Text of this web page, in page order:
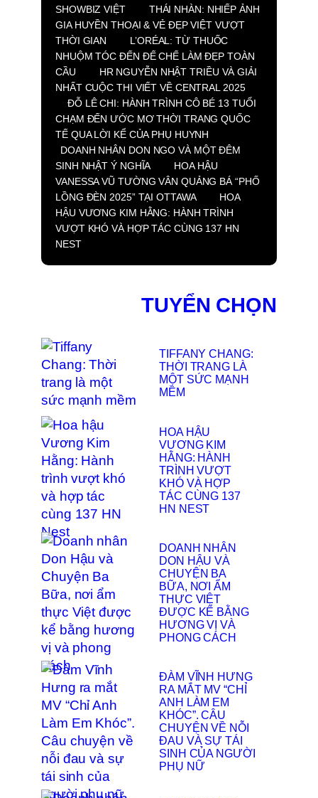
SHOWBIZ VIỆT
THÁI NHÀN: NHIẾP ẢNH
GIA HUYỀN THOẠI & VẺ ĐẸP VIỆT VƯỢT
THỜI GIAN
L’ORÉAL: TỪ THUỐC
NHUỘM TÓC ĐẾN ĐẾ CHẾ LÀM ĐẸP TOÀN
CẦU
HR NGUYỄN NHẬT TRIỀU VÀ GIẢI
NHẤT CUỘC THI VIẾT VỀ CENTRAL 2025
ĐỖ LÊ CHI: HÀNH TRÌNH CÔ BÉ 13 TUỔI
CHẠM ĐẾN ƯỚC MƠ THỜI TRANG QUỐC
TẾ QUA LỜI KỂ CỦA PHỤ HUYNH
DOANH NHÂN DON NGO VÀ MỘT ĐÊM
SINH NHẬT Ý NGHĨA
HOA HẬU
VANESSA VŨ TƯỜNG VÂN QUẢNG BÁ “PHỐ
LỒNG ĐÈN 2025” TẠI OTTAWA
HOA
HẬU VƯƠNG KIM HẰNG: HÀNH TRÌNH
VƯỢT KHÓ VÀ HỢP TÁC CÙNG 137 HN
NEST
TUYỂN CHỌN
TIFFANY CHANG:
THỜI TRANG LÀ
MỘT SỨC MẠNH
MỀM
HOA HẬU
VƯƠNG KIM
HẰNG: HÀNH
TRÌNH VƯỢT
KHÓ VÀ HỢP
TÁC CÙNG 137
HN NEST
DOANH NHÂN
DON HẬU VÀ
CHUYỆN BA
BỮA, NƠI ẨM
THỰC VIỆT
ĐƯỢC KỂ BẰNG
HƯƠNG VỊ VÀ
PHONG CÁCH
ĐÀM VĨNH HƯNG
RA MẮT MV “CHỈ
ANH LÀM EM
KHÓC”. CÂU
CHUYỆN VỀ NỖI
ĐAU VÀ SỰ TÁI
SINH CỦA NGƯỜI
PHỤ NỮ